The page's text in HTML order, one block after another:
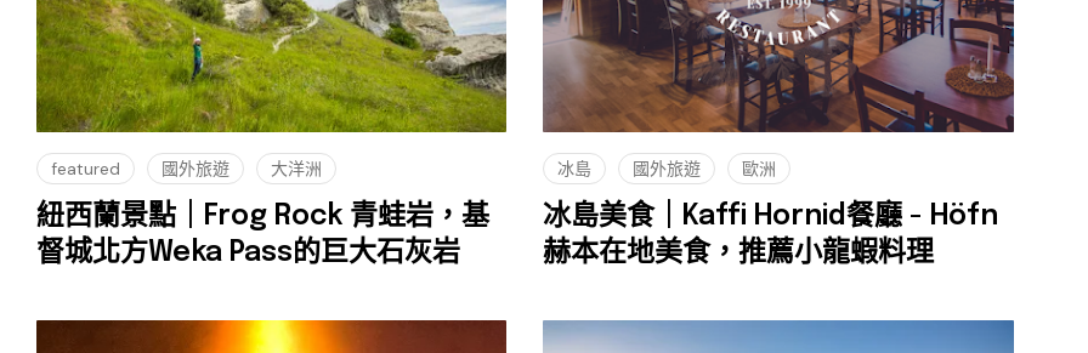
featured 國外旅遊 大洋洲
紐西蘭景點｜Frog Rock 青蛙岩，基
督城北方Weka Pass的巨大石灰岩
冰島 國外旅遊 歐洲
冰島美食｜Kaffi Hornid餐廳 - Höfn
赫本在地美食，推薦小龍蝦料理